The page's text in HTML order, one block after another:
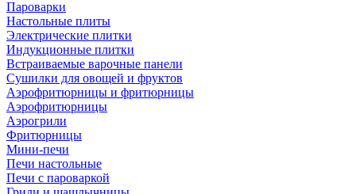
Пароварки
Настольные плиты
Электрические плитки
Индукционные плитки
Встраиваемые варочные панели
Сушилки для овощей и фруктов
Аэрофритюрницы и фритюрницы
Аэрофритюрницы
Аэрогрили
Фритюрницы
Мини-печи
Печи настольные
Печи с пароваркой